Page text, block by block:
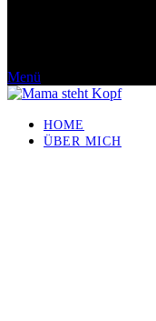
Menü
HOME
ÜBER MICH